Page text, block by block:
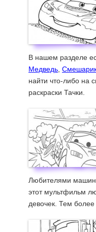
В нашем разделе
Медведь
найти что-либо на
раскраски Тачки.
Любителями машин
этот мультфильм
девочек. Тем более